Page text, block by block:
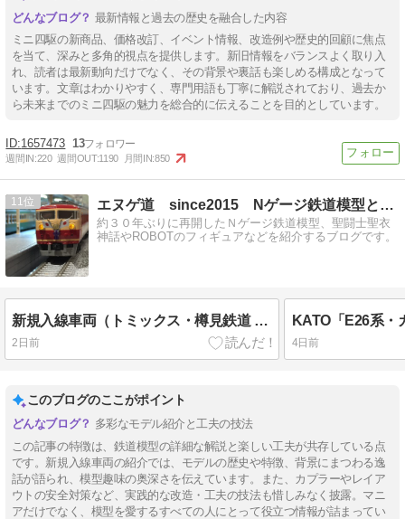
最新情報と過去の歴史を融合した内容
ミニ四駆の新商品、価格改訂、イベント情報、改造例や歴史的回顧に焦点
を当て、深みと多角的視点を提供します。新旧情報をバランスよく取り入
れ、読者は最新動向だけでなく、その背景や裏話も楽しめる構成となって
います。文章はわかりやすく、専門用語も丁寧に解説されており、過去か
ら未来までのミニ四駆の魅力を総合的に伝えることを目的としています。
1657473 13
週間IN:220 週間OUT:1190 月間IN:850
11 エヌゲ道 since2015 Nゲージ鉄道模型とフィギュア等
約３０年ぶりに再開したＮゲージ鉄道模型、聖闘士聖衣
神話やROBOTのフィギュアなどを紹介するブログです。
新規入線車両（トミックス・樽見鉄道 TDE11形３号機）。
2日前 4日前
このブログのここがポイント
多彩なモデル紹介と工夫の技法
この記事の特徴は、鉄道模型の詳細な解説と楽しい工夫が共存している点
です。新規入線車両の紹介では、モデルの歴史や特徴、背景にまつわる逸
話が語られ、模型趣味の奥深さを伝えています。また、カプラーやレイア
ウトの安全対策など、実践的な改造・工夫の技法も惜しみなく披露。マニ
アだけでなく、模型を愛するすべての人にとって役立つ情報が詰まってい